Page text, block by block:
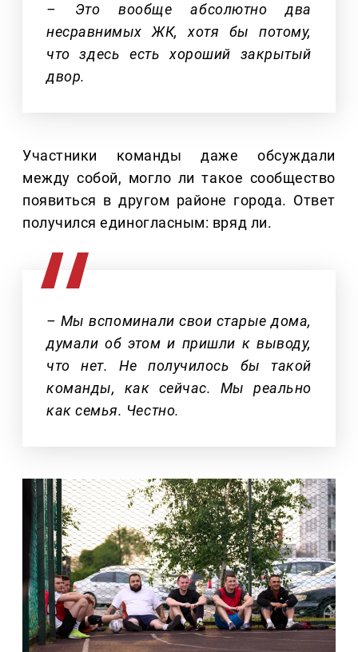
– Это вообще абсолютно два
несравнимых ЖК, хотя бы потому,
что здесь есть хороший закрытый
двор.
Участники команды даже обсуждали
между собой, могло ли такое сообщество
появиться в другом районе города. Ответ
получился единогласным: вряд ли.
– Мы вспоминали свои старые дома,
думали об этом и пришли к выводу,
что нет. Не получилось бы такой
команды, как сейчас. Мы реально
как семья. Честно.